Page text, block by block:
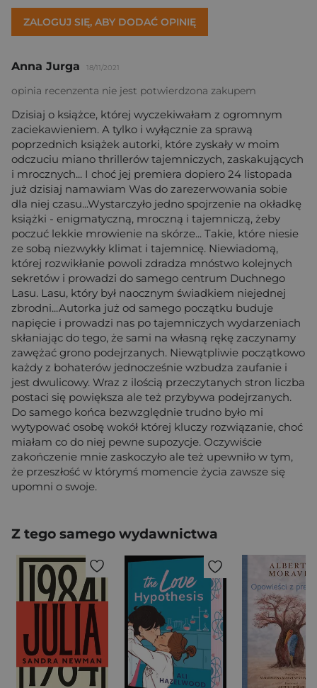
ZALOGUJ SIĘ, ABY DODAĆ OPINIĘ
Anna Jurga 18/11/2021
opinia recenzenta nie jest potwierdzona zakupem
Dzisiaj o książce, której wyczekiwałam z ogromnym
zaciekawieniem. A tylko i wyłącznie za sprawą
poprzednich książek autorki, które zyskały w moim
odczuciu miano thrillerów tajemniczych, zaskakujących
i mrocznych... I choć jej premiera dopiero 24 listopada
już dzisiaj namawiam Was do zarezerwowania sobie
dla niej czasu...Wystarczyło jedno spojrzenie na okładkę
książki - enigmatyczną, mroczną i tajemniczą, żeby
poczuć lekkie mrowienie na skórze... Takie, które niesie
ze sobą niezwykły klimat i tajemnicę. Niewiadomą,
której rozwikłanie powoli zdradza mnóstwo kolejnych
sekretów i prowadzi do samego centrum Duchnego
Lasu. Lasu, który był naocznym świadkiem niejednej
zbrodni...Autorka już od samego początku buduje
napięcie i prowadzi nas po tajemniczych wydarzeniach
skłaniając do tego, że sami na własną rękę zaczynamy
zawężać grono podejrzanych. Niewątpliwie początkowo
każdy z bohaterów jednocześnie wzbudza zaufanie i
jest dwulicowy. Wraz z ilością przeczytanych stron liczba
postaci się powiększa ale też przybywa podejrzanych.
Do samego końca bezwzględnie trudno było mi
wytypować osobę wokół której kluczy rozwiązanie, choć
miałam co do niej pewne supozycje. Oczywiście
zakończenie mnie zaskoczyło ale też upewniło w tym,
że przeszłość w którymś momencie życia zawsze się
upomni o swoje.
Z tego samego wydawnictwa